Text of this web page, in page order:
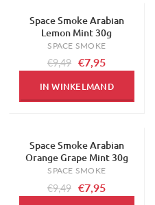
-16%
Space Smoke Arabian
Lemon Mint 30g
SPACE SMOKE
€9,49 €7,95
IN WINKELMAND
-16%
Space Smoke Arabian
Orange Grape Mint 30g
SPACE SMOKE
€9,49 €7,95